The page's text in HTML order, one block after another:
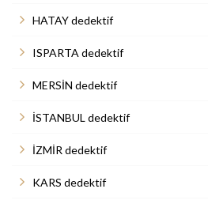
HATAY dedektif
ISPARTA dedektif
MERSİN dedektif
İSTANBUL dedektif
İZMİR dedektif
KARS dedektif